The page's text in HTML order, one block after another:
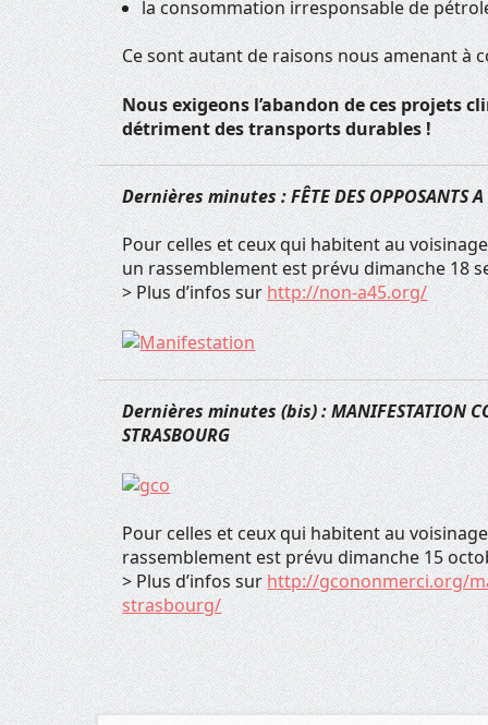
la consommation irresponsable de
Ce sont autant de raisons nous amenant à
Nous exigeons l’abandon de ces projets
détriment des transports durables !
Dernières minutes : FÊTE DES OPPOSANTS A
Pour celles et ceux qui habitent au
un rassemblement est prévu dimanche 18
> Plus d’infos surhttp://non-a45.org/
Dernières minutes (bis) : MANIFESTATION
STRASBOURG
Pour celles et ceux qui habitent au
rassemblement est prévu dimanche 15
> Plus d’infos surhttp://gcononmerci.org/
strasbourg/